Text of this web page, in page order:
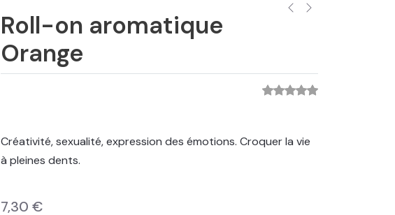
Roll-on aromatique
Orange
Créativité, sexualité, expression des émotions. Croquer la vie
à pleines dents.
7,30 €